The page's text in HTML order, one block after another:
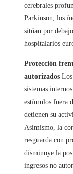
cerebrales
Parkinson, los
sitúan por
hospitalarios
Protección
autorizados
sistemas
estímulos fuera
detienen su
Asimismo, la
resguarda con
disminuye la
ingresos no